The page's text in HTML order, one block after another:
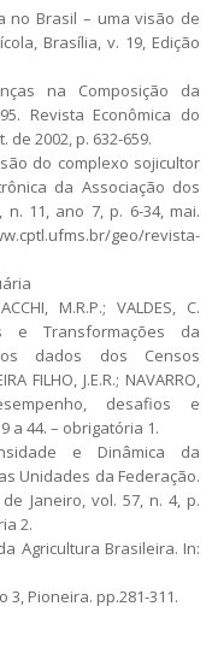
no Brasil – uma visão de
Brasília, v. 19, Edição
na Composição da
Revista Econômica do
de 2002, p. 632-659.
do complexo sojicultor
da Associação dos
11, ano 7, p. 6-34, mai.
geo/revista-
M.R.P.; VALDES, C.
e Transformações da
dados dos Censos
FILHO, J.E.R.; NAVARRO,
desafios e
a 44. – obrigatória 1.
e Dinâmica da
Unidades da Federação.
Janeiro, vol. 57, n. 4, p.
2.
Agricultura Brasileira. In:
Pioneira. pp.281-311.